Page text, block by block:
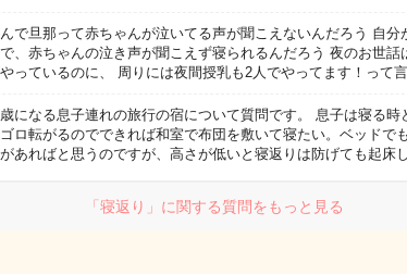
で旦那って赤ちゃんが泣いてる声が聞こえないんだろう 自分
、赤ちゃんの泣き声が聞こえず寝られるんだろう 夜のお世話
っているのに、 周りには夜間授乳も2人でやってます！って
になる息子連れの旅行の宿について質問です。 息子は寝る時
ロ転がるのでできれば和室で布団を敷いて寝たい。ベッドで
があればと思うのですが、高さが低いと寝返りは防げても起床
「寝返り」に関する質問をもっと見る